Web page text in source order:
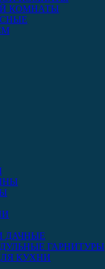
КОМНАТЫ
ДАЧНЫЕ
ГАРНИТУРЫ
КУХНИ